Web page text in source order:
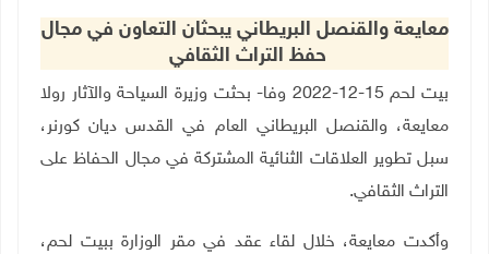
معايعة والقنصل البريطاني يبحثان التعاون في مجال
حفظ التراث الثقافي
بيت لحم 15-12-2022 وفا- بحثت وزيرة السياحة والآثار رولا
معايعة، والقنصل البريطاني العام في القدس ديان كورنر،
سبل تطوير العلاقات الثنائية المشتركة في مجال الحفاظ على
التراث الثقافي.
وأكدت معايعة، خلال لقاء عقد في مقر الوزارة ببيت لحم،